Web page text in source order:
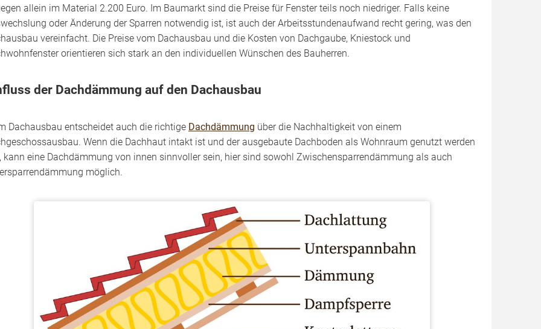
allein im Material 2.200 Euro. Im Baumarkt sind die Preise für Fenster teils noch niedriger. Falls keine
oder Änderung der Sparren notwendig ist, ist auch der Arbeitsstundenaufwand recht gering, was den
vereinfacht. Die Preise vom Dachausbau und die Kosten von Dachgaube, Kniestock und
orientieren sich stark an den individuellen Wünschen des Bauherren.
der Dachdämmung auf den Dachausbau
Dachausbau entscheidet auch die richtige Dachdämmung über die Nachhaltigkeit von einem
Wenn die Dachhaut intakt ist und der ausgebaute Dachboden als Wohnraum genutzt werden
kann eine Dachdämmung von innen sinnvoller sein, hier sind sowohl Zwischensparrendämmung als auch
möglich.